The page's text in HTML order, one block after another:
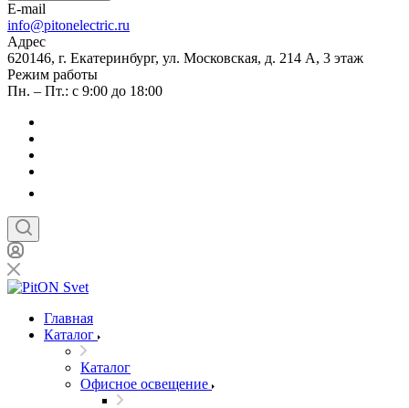
E-mail
info@pitonelectric.ru
Адрес
620146, г. Екатеринбург, ул. Московская, д. 214 А, 3 этаж
Режим работы
Пн. – Пт.: с 9:00 до 18:00
Главная
Каталог
Каталог
Офисное освещение